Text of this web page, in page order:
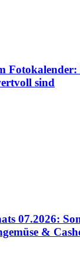
sind
07.2026:
&